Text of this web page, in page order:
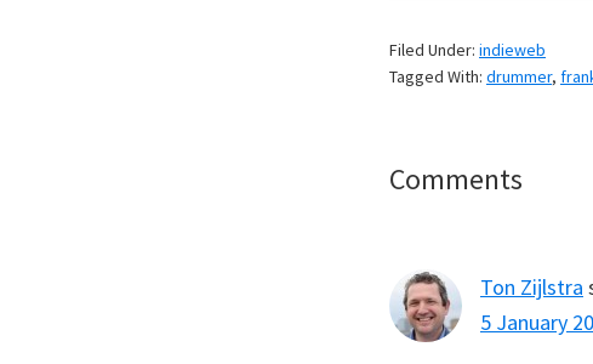
Filed Under: indieweb
Tagged With: drummer,
Reader
Comments
Ton Zijlstra
5 January